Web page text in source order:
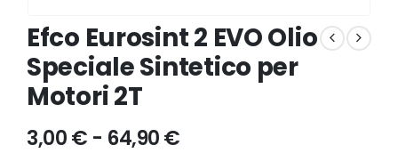
Efco Eurosint 2 EVO Olio
Speciale Sintetico per
Motori 2T
3,00€ - 64,90€